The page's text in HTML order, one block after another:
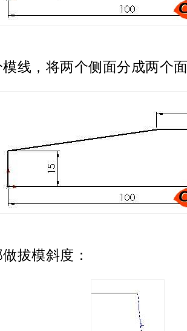
线，将两个侧面分成两个
拔模斜度：